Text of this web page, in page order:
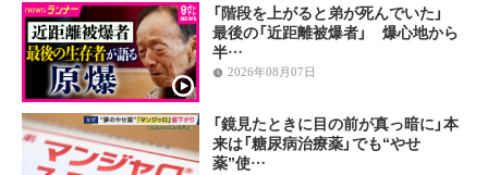
「階段を上がると弟が死んでいた」
最後の「近距離被爆者」 爆心地から
半…
2026年08月07日
「鏡見たときに目の前が真っ暗に」本
来は「糖尿病治療薬」でも“やせ
薬”使…